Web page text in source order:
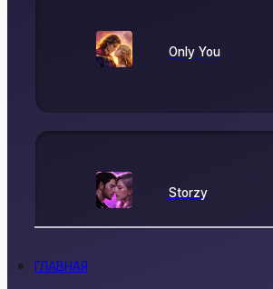
Only You
Storzy
ГЛАВНАЯ